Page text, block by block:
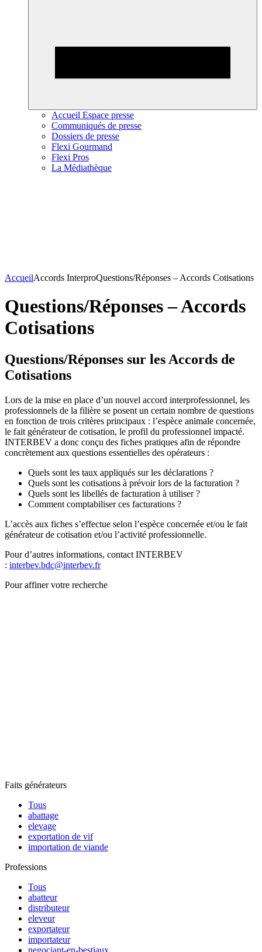
Accueil Espace presse
Communiqués de presse
Dossiers de presse
Flexi Gourmand
Flexi Pros
La Médiathèque
AccueilAccords InterproQuestions/Réponses – Accords Cotisations
Questions/Réponses – Accords
Cotisations
Questions/Réponses sur les Accords de
Cotisations
Lors de la mise en place d’un nouvel accord interprofessionnel, les
professionnels de la filière se posent un certain nombre de questions
en fonction de trois critères principaux : l’espèce animale concernée,
le fait générateur de cotisation, le profil du professionnel impacté.
INTERBEV a donc conçu des fiches pratiques afin de répondre
concrètement aux questions essentielles des opérateurs :
Quels sont les taux appliqués sur les déclarations ?
Quels sont les cotisations à prévoir lors de la facturation ?
Quels sont les libellés de facturation à utiliser ?
Comment comptabiliser ces facturations ?
L’accès aux fiches s’effectue selon l’espèce concernée et/ou le fait
générateur de cotisation et/ou l’activité professionnelle.
Pour d’autres informations, contact INTERBEV
: interbev.bdc@interbev.fr
Pour affiner votre recherche
Faits générateurs
Tous
abattage
elevage
exportation de vif
importation de viande
Professions
Tous
abatteur
distributeur
eleveur
exportateur
importateur
negociant-en-bestiaux